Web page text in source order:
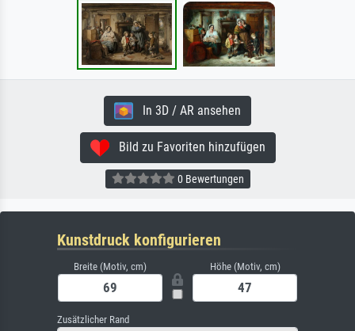
In 3D / AR ansehen
Bild zu Favoriten hinzufügen
0 Bewertungen
Kunstdruck konfigurieren
Breite (Motiv, cm) Höhe (Motiv, cm)
Zusätzlicher Rand